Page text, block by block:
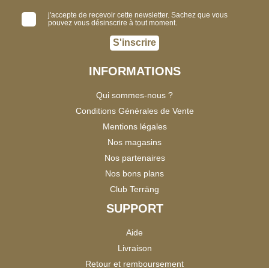
j'accepte de recevoir cette newsletter. Sachez que vous
pouvez vous désinscrire à tout moment.
S'inscrire
INFORMATIONS
Qui sommes-nous ?
Conditions Générales de Vente
Mentions légales
Nos magasins
Nos partenaires
Nos bons plans
Club Terräng
SUPPORT
Aide
Livraison
Retour et remboursement